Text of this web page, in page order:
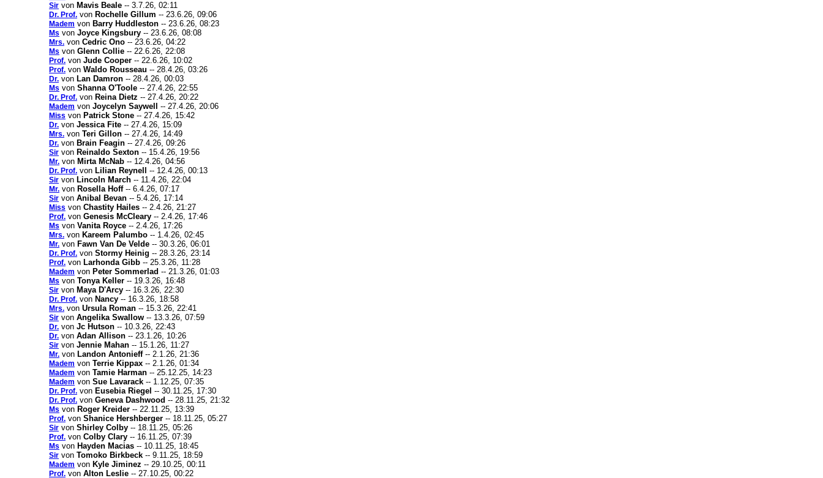
Sir von Mavis Beale -- 3.7.26, 02:11
Dr. Prof. von Rochelle Gillum -- 23.6.26, 09:06
Madem von Barry Huddleston -- 23.6.26, 08:23
Ms von Joyce Kingsbury -- 23.6.26, 08:08
Mrs. von Cedric Ono -- 23.6.26, 04:22
Ms von Glenn Collie -- 22.6.26, 22:08
Prof. von Jude Cooper -- 22.6.26, 10:02
Prof. von Waldo Rousseau -- 28.4.26, 03:26
Dr. von Lan Damron -- 28.4.26, 00:03
Ms von Shanna O'Toole -- 27.4.26, 22:55
Dr. Prof. von Reina Dietz -- 27.4.26, 20:22
Madem von Joycelyn Saywell -- 27.4.26, 20:06
Miss von Patrick Stone -- 27.4.26, 15:42
Dr. von Jessica Fite -- 27.4.26, 15:09
Mrs. von Teri Gillon -- 27.4.26, 14:49
Dr. von Brain Feagin -- 27.4.26, 09:26
Sir von Reinaldo Sexton -- 15.4.26, 19:56
Mr. von Mirta McNab -- 12.4.26, 04:56
Dr. Prof. von Lilian Reynell -- 12.4.26, 00:13
Sir von Lincoln March -- 11.4.26, 22:04
Mr. von Rosella Hoff-- 6.4.26, 07:17
Sir von Anibal Bevan -- 5.4.26, 17:14
Miss von Chastity Hailes -- 2.4.26, 21:27
Prof. von Genesis McCleary -- 2.4.26, 17:46
Ms von Vanita Royce -- 2.4.26, 17:26
Mrs. von Kareem Palumbo -- 1.4.26, 02:45
Mr. von Fawn Van De Velde -- 30.3.26, 06:01
Dr. Prof. von Stormy Heinig -- 28.3.26, 23:14
Prof. von Larhonda Gibb -- 25.3.26, 11:28
Madem von Peter Sommerlad -- 21.3.26, 01:03
Ms von Tonya Keller -- 19.3.26, 16:48
Sir von Maya D'Arcy -- 16.3.26, 22:30
Dr. Prof. von Nancy -- 16.3.26, 18:58
Mrs. von Ursula Roman -- 15.3.26, 22:41
Sir von Angelika Swallow -- 13.3.26, 07:59
Dr. von Jc Hutson -- 10.3.26, 22:43
Dr. von Adan Allison -- 23.1.26, 10:26
Sir von Jennie Mahan -- 15.1.26, 11:27
Mr. von Landon Antonieff-- 2.1.26, 21:36
Madem von Terrie Kippax -- 2.1.26, 01:34
Madem von Tamie Harman -- 25.12.25, 14:23
Madem von Sue Lavarack -- 1.12.25, 07:35
Dr. Prof. von Eusebia Riegel -- 30.11.25, 17:30
Dr. Prof. von Geneva Dashwood -- 28.11.25, 21:32
Ms von Roger Kreider -- 22.11.25, 13:39
Prof. von Shanice Hershberger -- 18.11.25, 05:27
Sir von Shirley Colby -- 18.11.25, 05:26
Prof. von Colby Clary -- 16.11.25, 07:39
Ms von Hayden Macias -- 10.11.25, 18:45
Sir von Tomoko Birkbeck -- 9.11.25, 18:59
Madem von Kyle Jiminez -- 29.10.25, 00:11
Prof. von Alton Leslie -- 27.10.25, 00:22